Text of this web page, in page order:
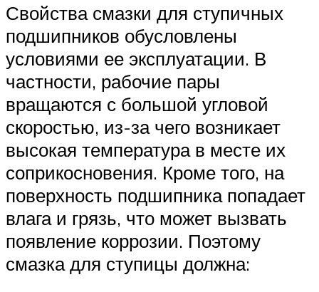
Свойства смазки для ступичных
подшипников обусловлены
условиями ее эксплуатации. В
частности, рабочие пары
вращаются с большой угловой
скоростью, из-за чего возникает
высокая температура в месте их
соприкосновения. Кроме того, на
поверхность подшипника попадает
влага и грязь, что может вызвать
появление коррозии. Поэтому
смазка для ступицы должна: